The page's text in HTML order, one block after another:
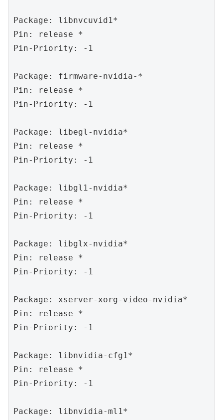
Package: libnvcuvid1*
Pin: release *
Pin-Priority: -1
Package: firmware-nvidia-*
Pin: release *
Pin-Priority: -1
Package: libegl-nvidia*
Pin: release *
Pin-Priority: -1
Package: libgl1-nvidia*
Pin: release *
Pin-Priority: -1
Package: libglx-nvidia*
Pin: release *
Pin-Priority: -1
Package: xserver-xorg-video-nvidia*
Pin: release *
Pin-Priority: -1
Package: libnvidia-cfg1*
Pin: release *
Pin-Priority: -1
Package: libnvidia-ml1*